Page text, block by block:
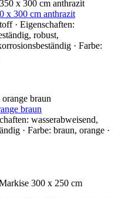
x 300 cm anthrazit
· Eigenschaften:
robust,
· Farbe:
braun
wasserabweisend,
· Farbe: braun, orange ·